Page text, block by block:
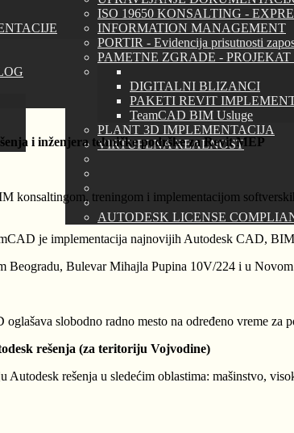
ISO 19650 KONSALTING -
INFORMATION MANAGEMENT
PORTIR - Evidencija prisutnosti
PAMETNE ZGRADE - PROJEKAT
DIGITALNI BLIZANCI
PAKETI REVIT
TeamCAD BIM Usluge
PLANT 3D IMPLEMENTACIJA
VIRTUELNA REALNOST
AUTODESK LICENSE
i inženjera tehničke podrške za Revit MEP
konsaltingom, treningom i implementacijom
je implementacija najnovijih Autodesk CAD,
Beogradu, Bulevar Mihajla Pupina 10V/224 i u
slobodno radno mesto na određeno vreme za
rešenja (za teritoriju Vojvodine)
Autodesk rešenja u sledećim oblastima: mašinstvo,